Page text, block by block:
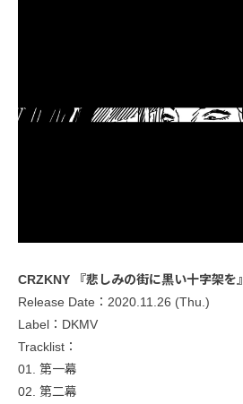
CRZKNY 『悲しみの街に黒い十字架を』
Release Date：2020.11.26 (Thu.)
Label：DKMV
Tracklist：
01. 第一幕
02. 第二幕